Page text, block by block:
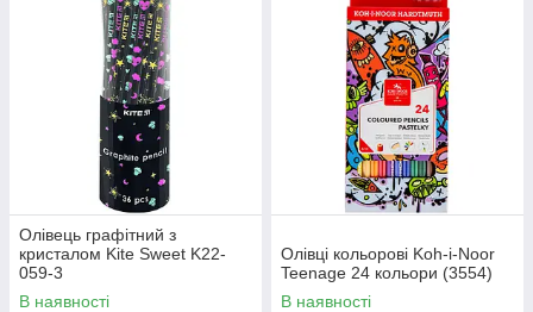
Олівець графітний з
кристалом Kite Sweet K22-
059-3
В наявності
Олівці кольорові Koh-i-Noor
Teenage 24 кольори (3554)
В наявності